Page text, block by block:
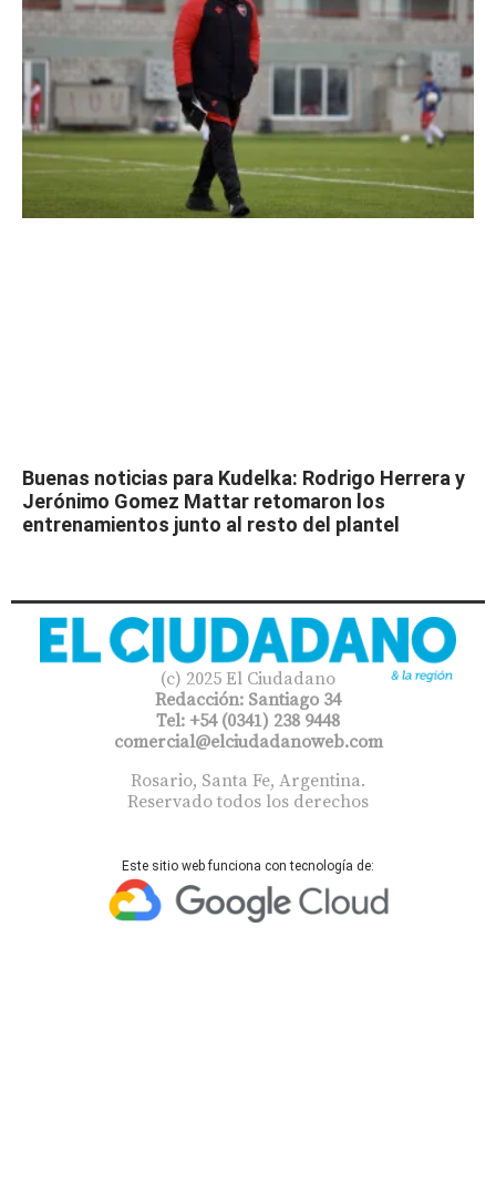
Buenas noticias para Kudelka: Rodrigo Herrera y
Jerónimo Gomez Mattar retomaron los
entrenamientos junto al resto del plantel
(c) 2025 El Ciudadano
Redacción: Santiago 34
Tel: +54 (0341) 238 9448
comercial@elciudadanoweb.com​
Rosario, Santa Fe, Argentina.
Reservado todos los derechos
Este sitio web funciona con tecnología de: